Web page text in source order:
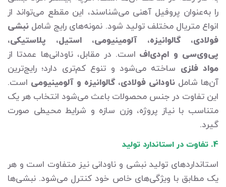
را به‌عنوان پروفیل آهنی می‌شناسند، این مقطع می‌تواند از
انواع متریال مختلف تولید شود. نمونه‌های رایج شامل نبشی
فولادی، گالوانیزه، آلومینیومی، استیل، پلاستیکی،
پی‌وی‌سی و ام‌دی‌افاست. در مقابل، ناودانی‌ها عمدتا از
مواد فلزی ساخته می‌شود و تنوع کم‌تری دارد؛ رایج‌ترین
آن‌ها شامل ناودانی فولادی، گالوانیزه و آلومینیومی است.
این تفاوت در جنس محصولات باعث می‌شود انتخاب هر یک
متناسب با نیاز پروژه، وزن سازه و شرایط محیطی صورت
گیرد.
4. تفاوت در استاندارد تولید
استانداردهای تولید نبشی و ناودانی نیز متفاوت است و هر
یک مطابق با ویژگی‌های خاص خود کنترل می‌شود. نبشی‌ها